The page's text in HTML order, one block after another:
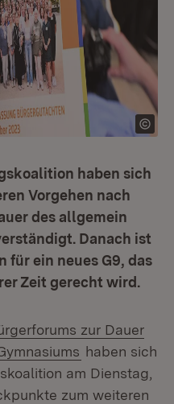
haben sich
Vorgehen nach
des allgemein
Danach ist
für ein neues G9, das
Zeit gerecht wird.
zur Dauer
(Öffnet in
haben sich
am Dienstag,
zum weiteren